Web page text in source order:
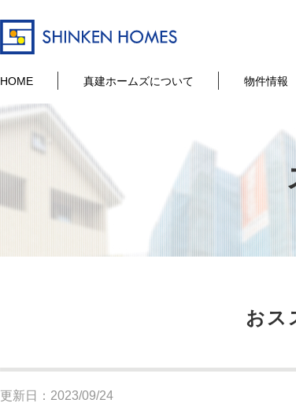
HOME 真建ホームズについて 物件情報
おス
更新日：2023/09/24